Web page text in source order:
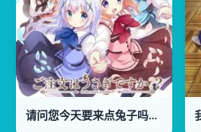
请问您今天要来点兔子吗，第二季